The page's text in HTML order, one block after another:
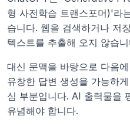
형 사전학습 트랜스포머)'라
습니다. 웹을 검색하거나 저
텍스트를 추출해 오지 않습
대신 문맥을 바탕으로 다음
유창한 답변 생성을 가능하
심 부분입니다. AI 출력물을
유념해야 합니다.